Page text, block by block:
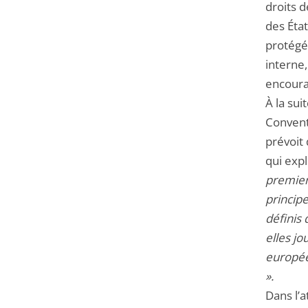
droits
des
À la
prévoit
qui
définis
elles
».
Dans